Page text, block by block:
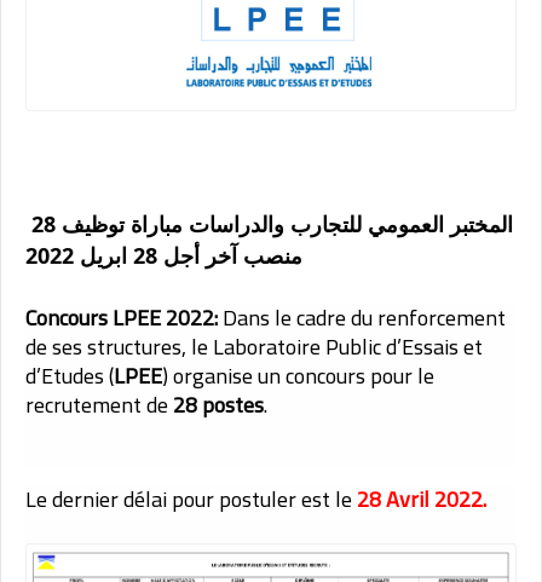
منصب آخر أجل 28 ابريل 2022
Concours LPEE 2022:Dans le cadre du renforcement
de ses structures, le Laboratoire Public d’Essais et
d’Etudes (LPEE) organise un concours pour le
recrutement de28 postes.
Le dernier délai pour postuler est le28 Avril 2022.